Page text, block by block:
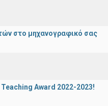
στο μηχανογραφικό σας
Award 2022-2023!